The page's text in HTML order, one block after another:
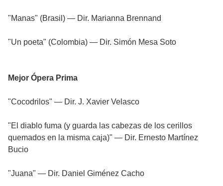
"Manas" (Brasil) — Dir. Marianna Brennand
"Un poeta" (Colombia) — Dir. Simón Mesa Soto
Mejor Ópera Prima
"Cocodrilos" — Dir. J. Xavier Velasco
"El diablo fuma (y guarda las cabezas de los cerillos
quemados en la misma caja)" — Dir. Ernesto Martínez
Bucio
"Juana" — Dir. Daniel Giménez Cacho